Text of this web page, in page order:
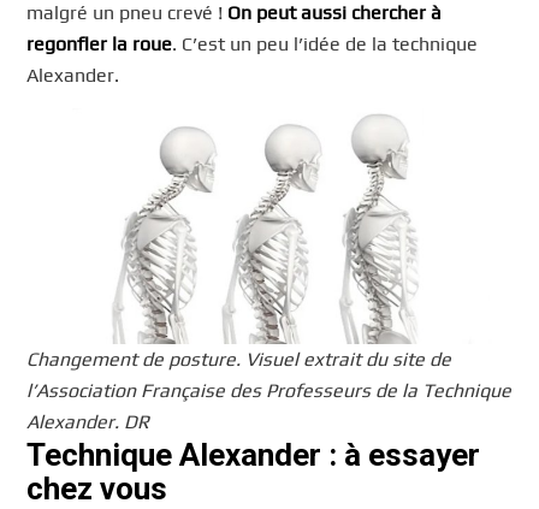
malgré un pneu crevé ! On peut aussi chercher à
regonfler la roue. C’est un peu l’idée de la technique
Alexander.
Changement de posture. Visuel extrait du site de
l’Association Française des Professeurs de la Technique
Alexander. DR
Technique Alexander : à essayer
chez vous